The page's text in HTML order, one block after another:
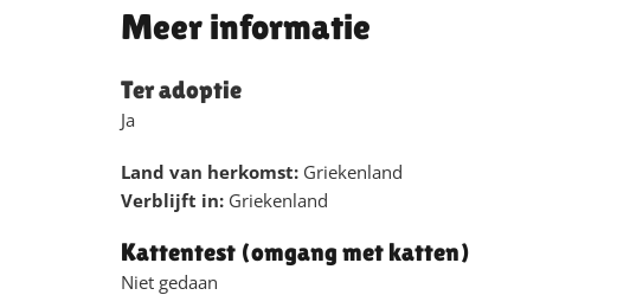
Meer informatie
Ter adoptie
Ja
Land van herkomst: Griekenland
Verblijft in: Griekenland
Kattentest (omgang met katten)
Niet gedaan